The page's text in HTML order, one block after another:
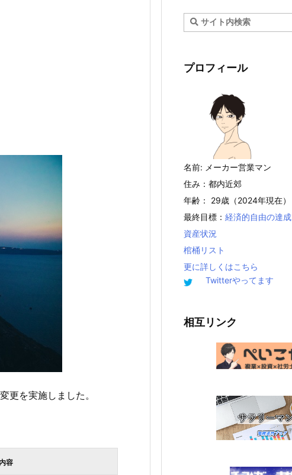
更を実施しました。
容
プロフィール
名前: メーカー営業マン
住み：都内近郊
年齢： 29歳（2024年現在）
最終目標： 経済的自由の達成
資産状況
棺桶リスト
更に詳しくはこちら
Twitterやってます
相互リンク